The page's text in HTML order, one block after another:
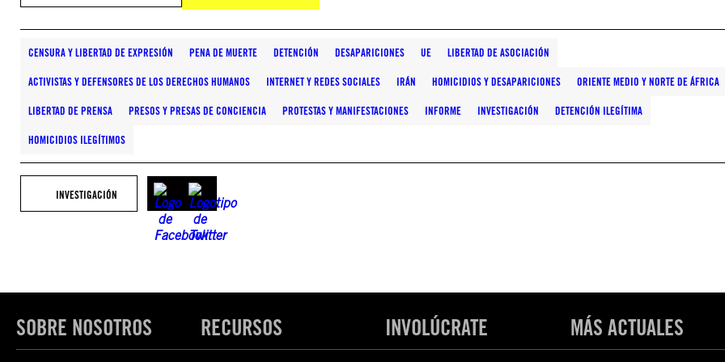
CENSURA Y LIBERTAD DE EXPRESIÓN PENA DE MUERTE DETENCIÓN DESAPARICIONES UE LIBERTAD DE ASOCIACIÓN
ACTIVISTAS Y DEFENSORES DE LOS DERECHOS HUMANOS INTERNET Y REDES SOCIALES IRÁN HOMICIDIOS Y DESAPARICIONES ORIENTE MEDIO Y NORTE DE ÁFRICA
LIBERTAD DE PRENSA PRESOS Y PRESAS DE CONCIENCIA PROTESTAS Y MANIFESTACIONES INFORME INVESTIGACIÓN DETENCIÓN ILEGÍTIMA
HOMICIDIOS ILEGÍTIMOS
INVESTIGACIÓN
SOBRE NOSOTROS RECURSOS INVOLÚCRATE MÁS ACTUALES